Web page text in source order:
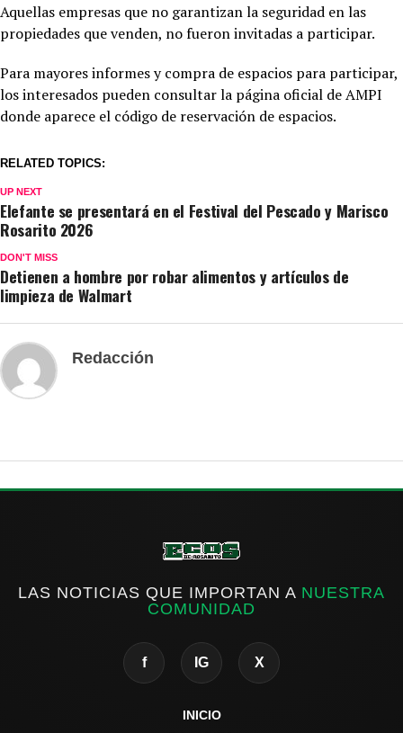
Aquellas empresas que no garantizan la seguridad en las
propiedades que venden, no fueron invitadas a participar.
Para mayores informes y compra de espacios para participar,
los interesados pueden consultar la página oficial de AMPI
donde aparece el código de reservación de espacios.
RELATED TOPICS:
UP NEXT
Elefante se presentará en el Festival del Pescado y Marisco
Rosarito 2026
DON'T MISS
Detienen a hombre por robar alimentos y artículos de
limpieza de Walmart
Redacción
LAS NOTICIAS QUE IMPORTAN A NUESTRA
COMUNIDAD
f IG X
INICIO